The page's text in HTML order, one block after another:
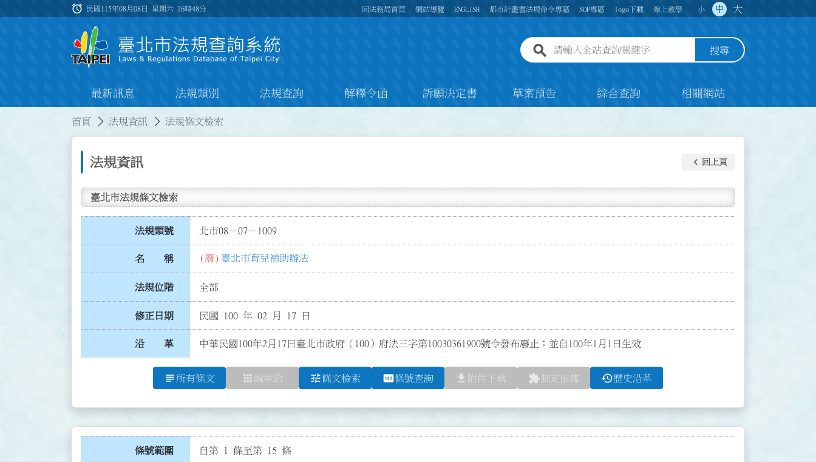
:::
alarm 民國115年08月08日 星期六 16時48分 回法務局首頁 網站導覽 ENGLISH 都市計畫書法規命令專區 SOP專區 logo下載 線上教學 小 中 大
全站查詢關鍵字欄位 搜尋
最新訊息 法規類別 法規查詢 解釋令函 訴願決定書 草案預告 綜合查詢 相關網站
首頁 法規資訊 法規條文檢索
法規資訊 keyboard_arrow_left 回上頁
臺北市法規條文檢索
法規類號 北市08－07－1009
名 稱 (廢) 臺北市育兒補助辦法
法規位階 全部
修正日期 民國 100 年 02 月 17 日
沿 革 中華民國100年2月17日臺北市政府（100）府法三字第10030361900號令發布廢止；並自100年1月1日生效
subject 所有條文 apps 編章節 tune條文檢索 pin條號查詢 file_download 附件下載 extension制定依據 history歷史沿革
條號範圍 自第 1 條至第 15 條